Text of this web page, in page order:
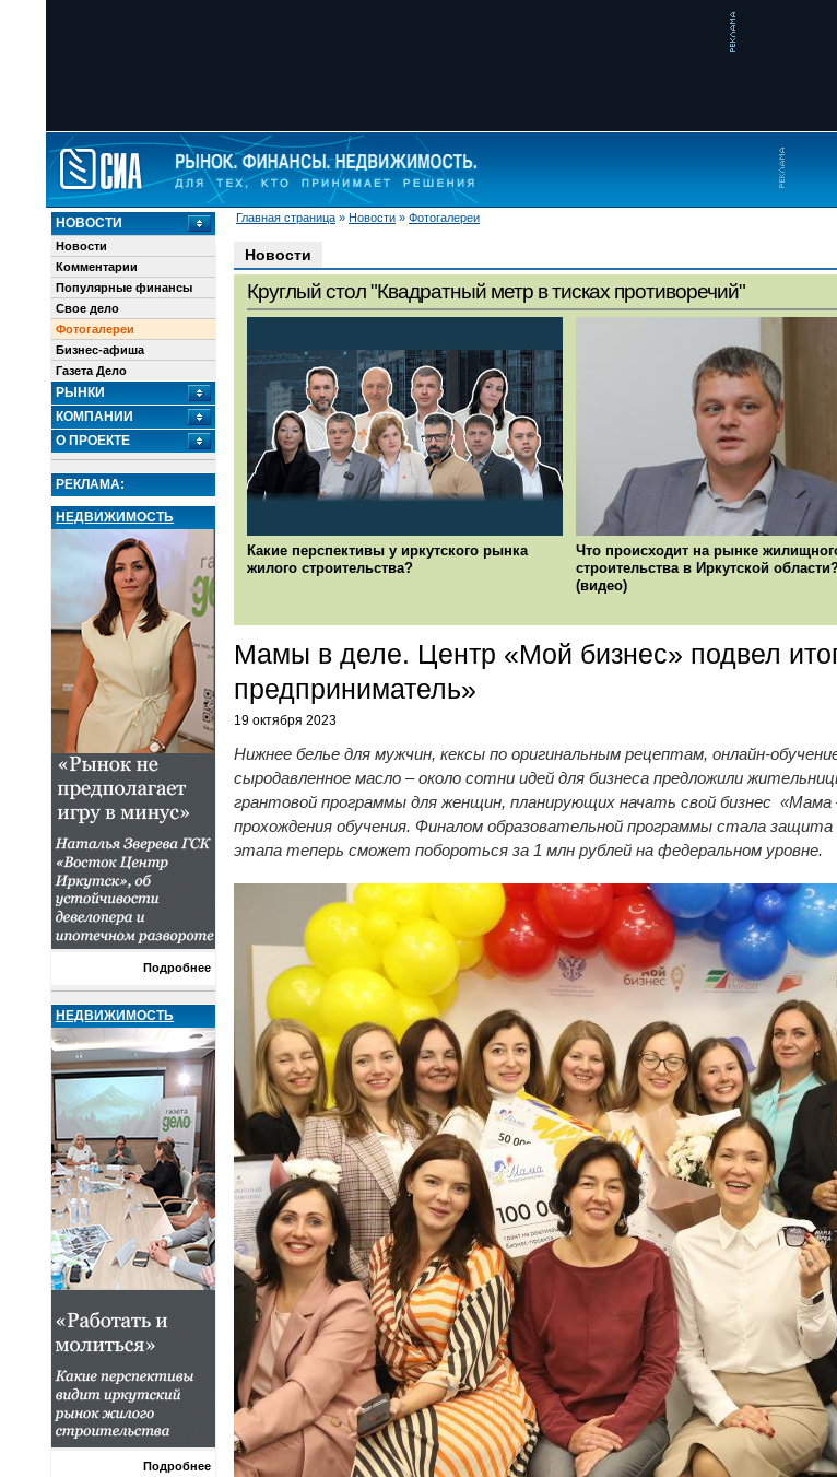
Главная страница » Новости » Фотогалереи
НОВОСТИ
Новости
Комментарии
Популярные финансы
Свое дело
Фотогалереи
Бизнес-афиша
Газета Дело
РЫНКИ
КОМПАНИИ
О ПРОЕКТЕ
РЕКЛАМА:
НЕДВИЖИМОСТЬ
Подробнее
НЕДВИЖИМОСТЬ
Подробнее
Новости
Круглый стол "Квадратный метр в тисках противоречий"
Какие перспективы у иркутского рынка
жилого строительства?
Что происходит на рынке
строительства в Иркутской
(видео)
Мамы в деле. Центр «Мой бизнес» подвел
предприниматель»
19 октября 2023
Нижнее белье для мужчин, кексы по оригинальным рецептам, онлайн-
сыродавленное масло – около сотни идей для бизнеса предложили
грантовой программы для женщин, планирующих начать свой бизнес
прохождения обучения. Финалом образовательной программы стала
этапа теперь сможет побороться за 1 млн рублей на федеральном уровне.